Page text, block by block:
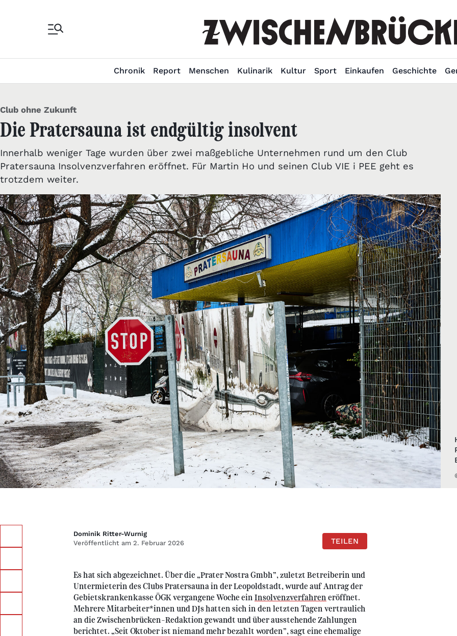
Chronik Report Menschen Kulinarik Kultur Sport Einkaufen Geschichte
Club ohne Zukunft
Die Pratersauna ist endgültig insolvent
Innerhalb weniger Tage wurden über zwei maßgebliche Unternehmen rund um den Club
Pratersauna Insolvenzverfahren eröffnet. Für Martin Ho und seinen Club VIE i PEE geht es
trotzdem weiter.
Dominik Ritter-Wurnig
Veröffentlicht am 2. Februar 2026
TEILEN
Es hat sich abgezeichnet. Über die „Prater Nostra Gmbh”, zuletzt Betreiberin und
Untermieterin des Clubs Pratersauna in der Leopoldstadt, wurde auf Antrag der
Gebietskrankenkasse ÖGK vergangene Woche ein Insolvenzverfahren eröffnet.
Mehrere Mitarbeiter*innen und DJs hatten sich in den letzten Tagen vertraulich
an die Zwischenbrücken-Redaktion gewandt und über ausstehende Zahlungen
berichtet. „Seit Oktober ist niemand mehr bezahlt worden”, sagt eine ehemalige